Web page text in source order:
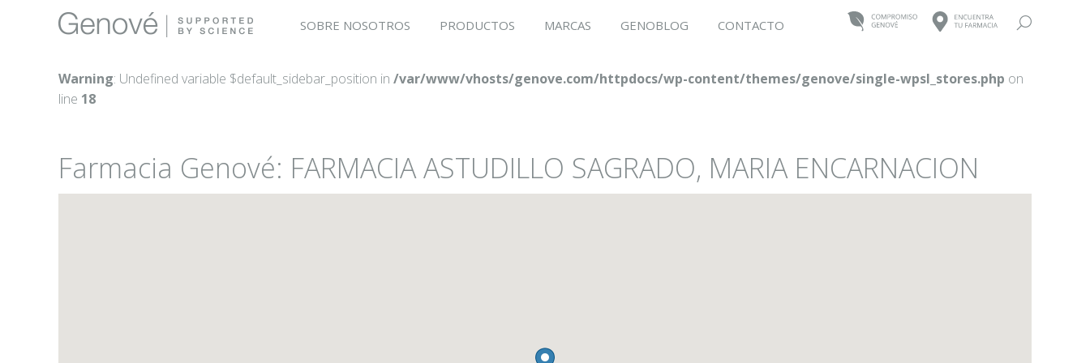
SOBRE NOSOTROS PRODUCTOS MARCAS GENOBLOG CONTACTO Buscar:
Warning: Undefined variable $default_sidebar_position in /var/www/vhosts/genove.com/httpdocs/wp-content/themes/genove/single-wpsl_stores.php on
line 18
Farmacia Genové: FARMACIA ASTUDILLO SAGRADO, MARIA ENCARNACION